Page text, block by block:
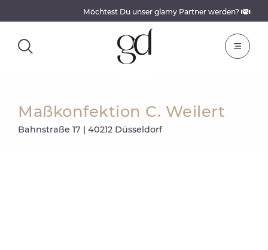
Möchtest Du unser glamy Partner werden?
Maßkonfektion C. Weilert
Bahnstraße 17 | 40212 Düsseldorf